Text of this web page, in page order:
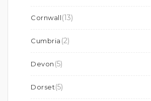
Cornwall(13)
Cumbria (2)
Devon (5)
Dorset(5)